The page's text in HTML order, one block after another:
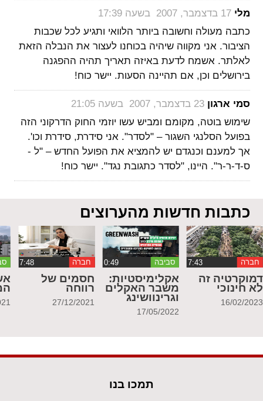
מלי ‏17 בדצמבר, 2007 בשעה 17:39
כתבה מעולה וחשובה ביותר הלוואי ותגיע לכל שכבות
הציבור. אני מקווה שיהיה בכוחנו לעצור את הנבלה הזאת
לאלתר. אשמח לדעת באיזה תאריך תהיה ההפגנה
בירושלים וכן, אם תהיינה הסעות. יישר כוח!
סמי ארגון ‏23 בדצמבר, 2007 בשעה 21:05
שימוש בוטה, מקומם ומביש עשו יוזמי החוק הדרקוני הזה
בפועל הסלנגי השגור – "לסדר". אני סידרת, סידרת וכו'.
אך למענם וכנגדם יש להמציא את הפועל החדש – "ל -
ס-ד-ר-ר". היינו, "לסדר כתגובת נגד". יישר כוח!
כתבות חדשות מהערוצים
חברה
דמוקרטיה זה
לא חינוכי
16/02/2023
סביבה ‏0:49
אקלימיסטיות:
משבר האקלים
וגרינוושינג
17/05/2022
חברה
חסמים של
רווחה
27/12/2021
תמכו בנו